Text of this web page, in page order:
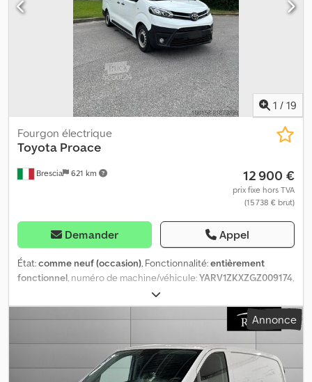
1 / 19
Brescia 621 km
Fourgon électrique
Toyota Proace
12 900 €
prix fixe hors TVA
(15 738 € brut)
Demander Appel
État:comme neuf (occasion), Fonctionnalité:entièrement
fonctionnel, numéro de machine/véhicule:YARV1ZKXZGZ009174,
, première immatriculation:
de carburant:électrique, poids maximal de charge:927 kg,
dimension des pneus:215/65 R16C 106/104T, empattement:3 275
, nombre de sièges:3, longueur totale:5 310 mm
2 010 mm , hauteur totale:1 930 mm, volume de
Annonce